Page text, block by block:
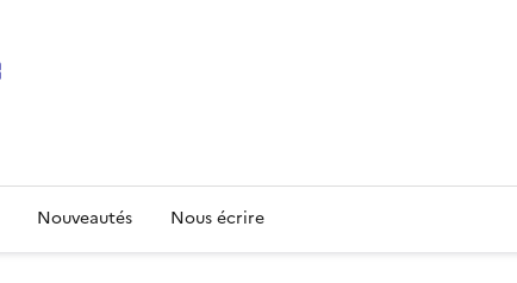
Nouveautés Nous écrire